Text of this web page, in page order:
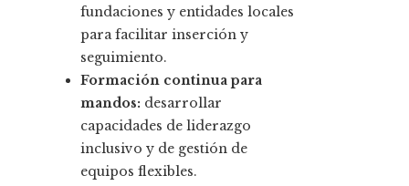
fundaciones y entidades locales
para facilitar inserción y
seguimiento.
Formación continua para
mandos: desarrollar
capacidades de liderazgo
inclusivo y de gestión de
equipos flexibles.